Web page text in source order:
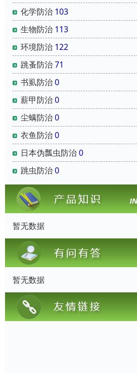
化学防治 103
生物防治 113
环境防治 122
跳蚤防治71
书虱防治0
薪甲防治0
尘螨防治0
衣鱼防治0
日本伪瓢虫防治0
跳虫防治0
暂无数据
暂无数据